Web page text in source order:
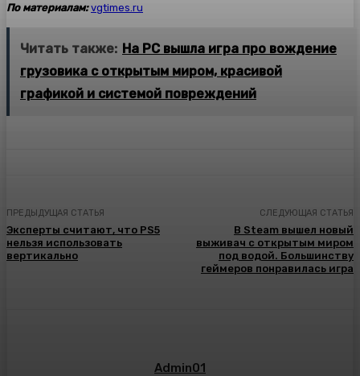
По материалам: vgtimes.ru
Читать также: На PC вышла игра про вождение
грузовика с открытым миром, красивой
графикой и системой повреждений
ПРЕДЫДУЩАЯ СТАТЬЯ
Эксперты считают, что PS5
нельзя использовать
вертикально
СЛЕДУЮЩАЯ СТАТЬЯ
В Steam вышел новый
выживач с открытым миром
под водой. Большинству
геймеров понравилась игра
Admin01